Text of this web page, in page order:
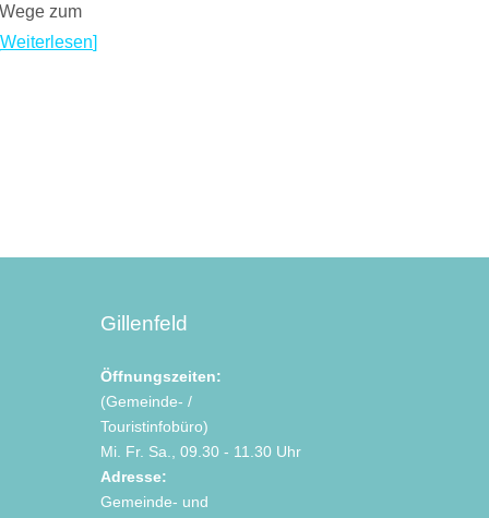
zum
Weiterlesen
Gillenfeld
Öffnungszeiten:
(Gemeinde- /
Touristinfobüro)
Mi. Fr. Sa., 09.30 - 11.30 Uhr
Adresse:
Gemeinde- und